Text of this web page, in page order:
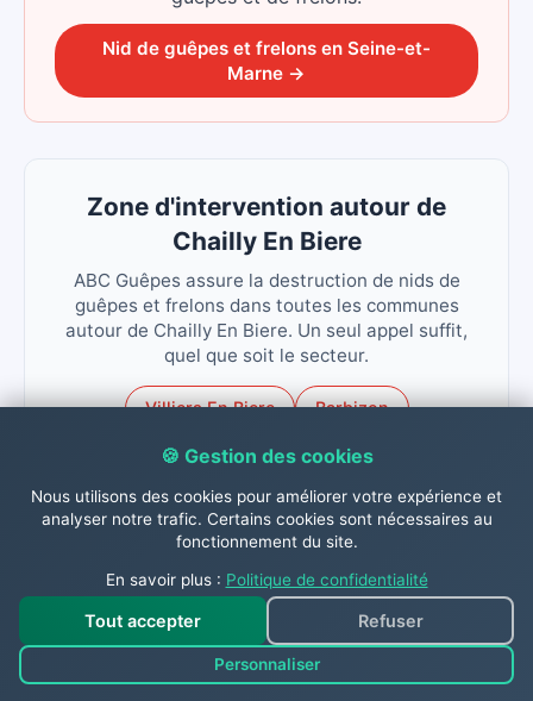
Nid de guêpes et frelons en Seine-et-
Marne →
Zone d'intervention autour de
Chailly En Biere
ABC Guêpes assure la destruction de nids de
guêpes et frelons dans toutes les communes
autour de Chailly En Biere. Un seul appel suffit,
quel que soit le secteur.
Villiers En Biere Barbizon
Dammarie Les Lys Saint Martin En Biere
La Rochette Vaux Le Penil
Contactez-nous dès
🍪 Gestion des cookies
Nous utilisons des cookies pour améliorer votre expérience et
analyser notre trafic. Certains cookies sont nécessaires au
fonctionnement du site.
En savoir plus : Politique de confidentialité
Tout accepter
Personnaliser
Refuser